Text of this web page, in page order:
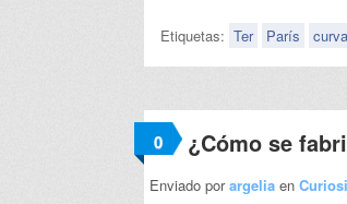
Etiquetas: Ter París curva
0 ¿Cómo se
Enviado porargelia en